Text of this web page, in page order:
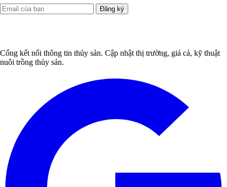
Đăng ký
Cổng kết nối thông tin thủy sản. Cập nhật thị trường, giá cả, kỹ thuật
nuôi trồng thủy sản.